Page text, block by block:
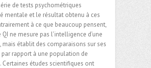
de tests psychométriques
mentale et le résultat obtenu à ces
à ce que beaucoup pensent,
QI ne mesure pas l’intelligence d’une
mais établit des comparaisons sur ses
par rapport à une population de
Certaines études scientifiques ont